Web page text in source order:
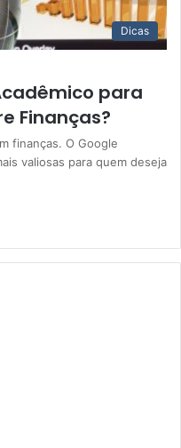
Dicas
para
Finanças?
finanças. O Google
valiosas para quem deseja